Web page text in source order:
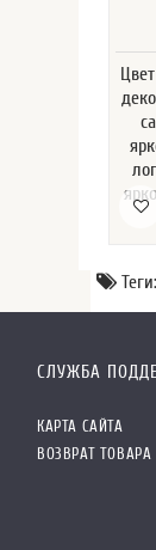
СЛУЖБА
КАРТА САЙТА
ВОЗВРАТ ТОВАРА